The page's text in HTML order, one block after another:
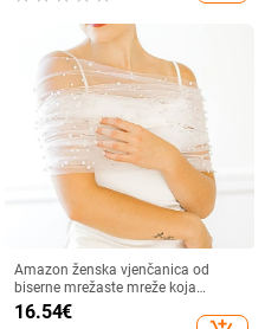
Amazon ženska vjenčanica od
biserne mrežaste mreže koja
pokriva ruke za prsa, haljina na
jedno rame s modnim dodacima i
16.54€